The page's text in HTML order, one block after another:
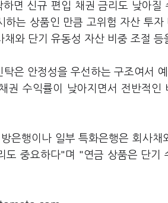
면 신규 편입 채권 금리도 낮아
하는 상품인 만큼 고위험 자산 투
채와 단기 유동성 자산 비중 조절
은 안정성을 우선하는 구조여서
권 수익률이 낮아지면서 전반적
은행이나 일부 특화은행은 회사
도 중요하다"며 "연금 상품은 단기